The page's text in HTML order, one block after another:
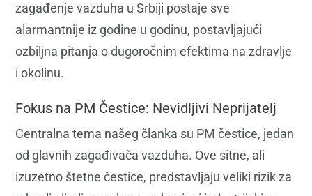
zagađenje vazduha u Srbiji postaje sve
alarmantnije iz godine u godinu, postavljajući
ozbiljna pitanja o dugoročnim efektima na zdravlje
i okolinu.
Fokus na PM Čestice: Nevidljivi Neprijatelj
Centralna tema našeg članka su PM čestice, jedan
od glavnih zagađivača vazduha. Ove sitne, ali
izuzetno štetne čestice, predstavljaju veliki rizik za